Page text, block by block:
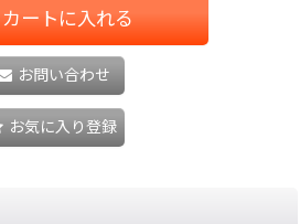
カートに入れる
お問い合わせ
お気に入り登録